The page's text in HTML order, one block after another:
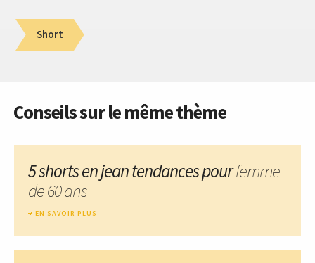
Short
Conseils sur le même thème
5 shorts en jean tendances pourfemme
de 60 ans
EN SAVOIR PLUS